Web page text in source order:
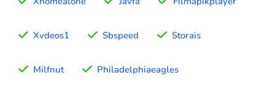
Xvdeos1 Sbspeed Storais
Milfnut Philadelphiaeagles